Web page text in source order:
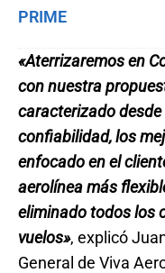
«Aterrizaremos en
con nuestra
caracterizado
confiabilidad, los
enfocado en el
aerolínea más
eliminado todos los
vuelos», explicó
General de Viva